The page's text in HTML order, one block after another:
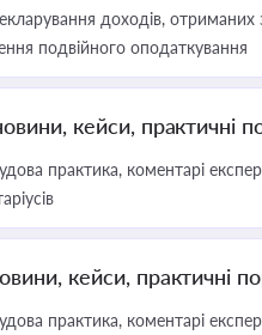
доходів,
подвійного оподаткування
кейси, практичні
практика, коментарі
кейси, практичні
практика, коментарі